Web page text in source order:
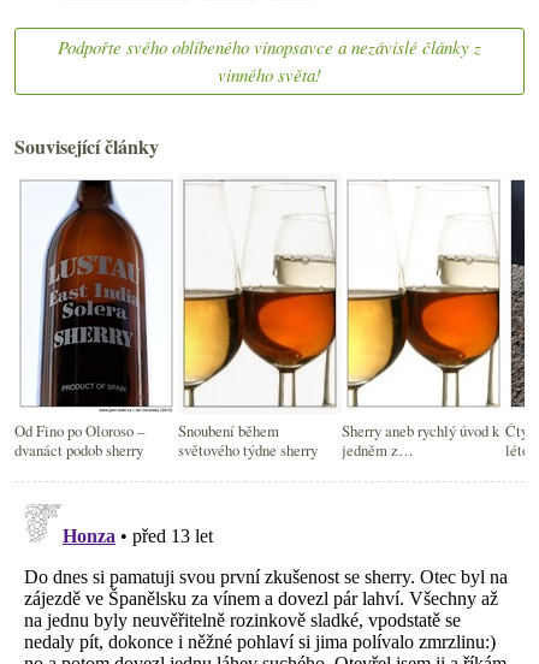
Podpořte svého oblíbeného vínopsavce a nezávislé články z
vinného světa!
Související články
Od Fino po Oloroso –
dvanáct podob sherry
Snoubení během
světového týdne sherry
Sherry aneb rychlý úvod k
jedněm z
světa
Čtyři
léto